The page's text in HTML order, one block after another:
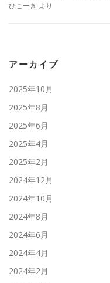
ひこーき より
アーカイブ
2025年10月
2025年8月
2025年6月
2025年4月
2025年2月
2024年12月
2024年10月
2024年8月
2024年6月
2024年4月
2024年2月